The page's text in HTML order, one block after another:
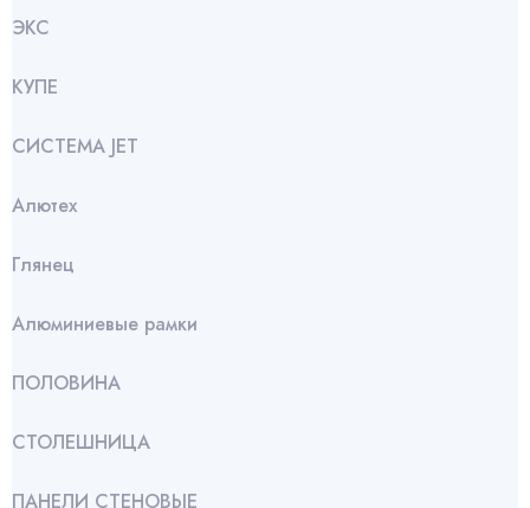
ЭКС
КУПЕ
СИСТЕМА JET
Алютех
Глянец
Алюминиевые рамки
ПОЛОВИНА
СТОЛЕШНИЦА
ПАНЕЛИ СТЕНОВЫЕ